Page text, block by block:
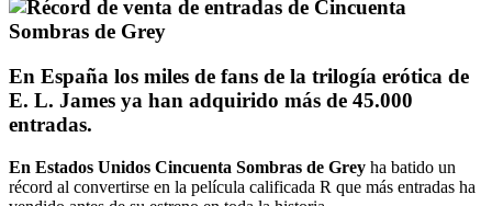
En España los miles de fans de la trilogía erótica de
E. L. James ya han adquirido más de 45.000
entradas.
En Estados Unidos Cincuenta Sombras de Grey ha batido un
récord al convertirse en la película calificada R que más entradas ha